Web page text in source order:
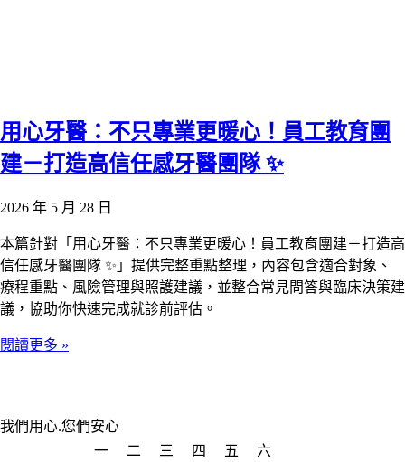
用心牙醫：不只專業更暖心！員工教育團
建－打造高信任感牙醫團隊 ✨
2026 年 5 月 28 日
本篇針對「用心牙醫：不只專業更暖心！員工教育團建－打造高
信任感牙醫團隊 ✨」提供完整重點整理，內容包含適合對象、
療程重點、風險管理與照護建議，並整合常見問答與臨床決策建
議，協助你快速完成就診前評估。
閱讀更多 »
我們用心.您們安心
一
二 三 四 五
六